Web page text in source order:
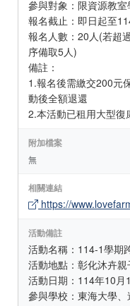
參與對象：限資源教
報名截止：即日起至
報名人數：20人(若超
序備取5人)
備註：
1.報名後需繳交200元
動後全額退還
2.本活動已租用大型復
附加檔案
無
相關連結
https://
活動備註
活動名稱：114-1學期
活動地點：彰化沐卉
活動日期：114年10
參與學校：東海大學